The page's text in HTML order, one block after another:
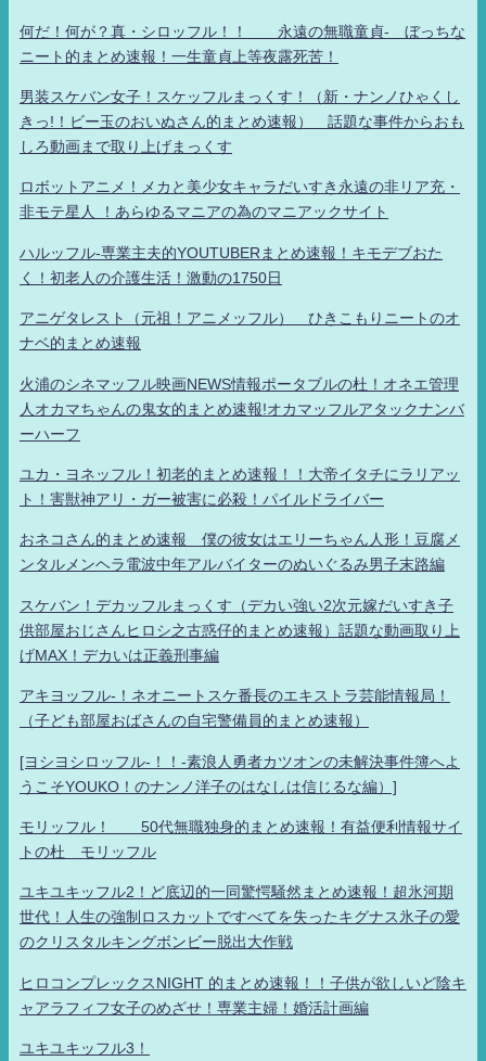
何だ！何が？真・シロッフル！！ 永遠の無職童貞- ぼっちな
ニート的まとめ速報！一生童貞上等夜露死苦！
男装スケバン女子！スケッフルまっくす！（新・ナンノひゃくし
きっ!！ビー玉のおいぬさん的まとめ速報） 話題な事件からおも
しろ動画まで取り上げまっくす
ロボットアニメ！メカと美少女キャラだいすき永遠の非リア充・
非モテ星人 ！あらゆるマニアの為のマニアックサイト
ハルッフル-専業主夫的YOUTUBERまとめ速報！キモデブおた
く！初老人の介護生活！激動の1750日
アニゲタレスト（元祖！アニメッフル） ひきこもりニートのオ
ナベ的まとめ速報
火浦のシネマッフル映画NEWS情報ポータブルの杜！オネエ管理
人オカマちゃんの鬼女的まとめ速報!オカマッフルアタックナンバ
ーハーフ
ユカ・ヨネッフル！初老的まとめ速報！！大帝イタチにラリアッ
ト！害獣神アリ・ガー被害に必殺！パイルドライバー
おネコさん的まとめ速報 僕の彼女はエリーちゃん人形！豆腐メ
ンタルメンヘラ電波中年アルバイターのぬいぐるみ男子末路編
スケバン！デカッフルまっくす（デカい強い2次元嫁だいすき子
供部屋おじさんヒロシ之古惑仔的まとめ速報）話題な動画取り上
げMAX！デカいは正義刑事編
アキヨッフル-！ネオニートスケ番長のエキストラ芸能情報局！
（子ども部屋おばさんの自宅警備員的まとめ速報）
[ヨシヨシロッフル-！！-素浪人勇者カツオンの未解決事件簿へよ
うこそYOUKO！のナンノ洋子のはなしは信じるな編）]
モリッフル！ 50代無職独身的まとめ速報！有益便利情報サイ
トの杜 モリッフル
ユキユキッフル2！ど底辺的一同驚愕騒然まとめ速報！超氷河期
世代！人生の強制ロスカットですべてを失ったキグナス氷子の愛
のクリスタルキングボンビー脱出大作戦
ヒロコンプレックスNIGHT 的まとめ速報！！子供が欲しいど陰キ
ャアラフィフ女子のめざせ！専業主婦！婚活計画編
ユキユキッフル3！